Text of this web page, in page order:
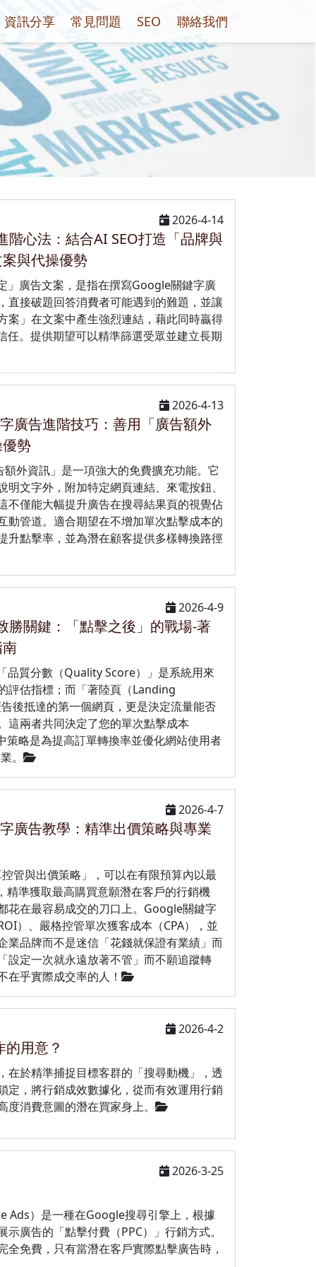
資訊分享 常見問題 SEO 聯絡我們
2026-4-14
階心法：結合AI SEO打造「品牌與
與代操優勢
」廣告文案，是指在撰寫Google關鍵字廣
直接破題回答消費者可能遇到的難題，並讓
案」在文案中產生強烈連結，藉此同時贏得
任。提供期望可以精準篩選受眾並建立長期
2026-4-13
廣告進階技巧：善用「廣告額外
勢
外資訊」是一項強大的免費擴充功能。它
文字外，附加特定網頁連結、來電按鈕、
不僅能大幅提升廣告在搜尋結果頁的視覺佔
動管道。適合期望在不增加單次點擊成本的
升點擊率，並為潛在顧客提供多樣轉換路徑
2026-4-9
勝關鍵：「點擊之後」的戰場-著
品質分數（Quality Score）」是系統用來
評估指標；而「著陸頁（Landing
後抵達的第一個網頁，更是決定流量能否
這兩者共同決定了您的單次點擊成本
策略是為提高訂單轉換率並優化網站使用者
。
2026-4-7
廣告教學：精準出價策略與專業
管與出價策略」，可以在有限預算內以最
精準獲取最高購買意願潛在客戶的行銷機
花在最容易成交的刀口上。Google關鍵字
）、嚴格控管單次獲客成本（CPA），並
業品牌而不是迷信「花錢就保證有業績」而
設定一次就永遠放著不管」而不願追蹤轉
在乎實際成交率的人！
2026-4-2
用意？
在於精準捕捉目標客群的「搜尋動機」，透
定，將行銷成效數據化，從而有效運用行銷
度消費意圖的潛在買家身上。
2026-3-25
Ads）是一種在Google搜尋引擎上，根據
廣告的「點擊付費（PPC）」行銷方式。
全免費，只有當潛在客戶實際點擊廣告時，